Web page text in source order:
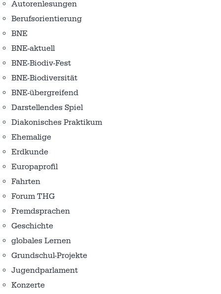
Autorenlesungen
Berufsorientierung
BNE
BNE-aktuell
BNE-Biodiv-Fest
BNE-Biodiversität
BNE-übergreifend
Darstellendes Spiel
Diakonisches Praktikum
Ehemalige
Erdkunde
Europaprofil
Fahrten
Forum THG
Fremdsprachen
Geschichte
globales Lernen
Grundschul-Projekte
Jugendparlament
Konzerte